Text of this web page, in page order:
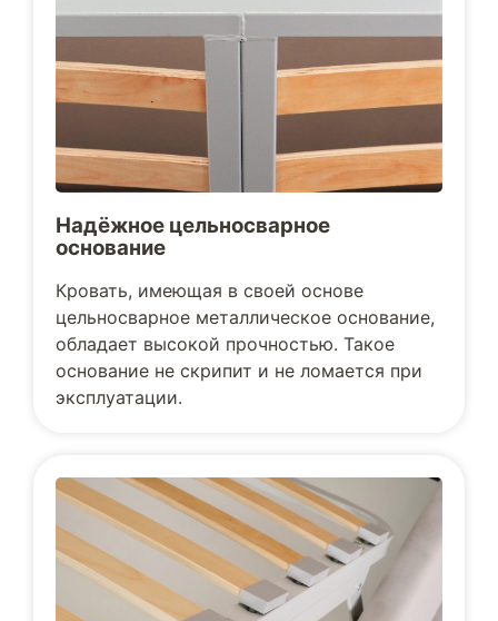
Надёжное цельносварное
основание
Кровать, имеющая в своей основе
цельносварное металлическое основание,
обладает высокой прочностью. Такое
основание не скрипит и не ломается при
эксплуатации.